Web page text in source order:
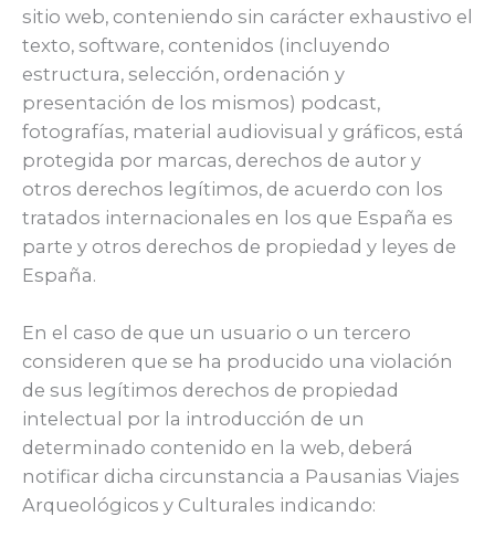
sitio web, conteniendo sin carácter exhaustivo el
texto, software, contenidos (incluyendo
estructura, selección, ordenación y
presentación de los mismos) podcast,
fotografías, material audiovisual y gráficos, está
protegida por marcas, derechos de autor y
otros derechos legítimos, de acuerdo con los
tratados internacionales en los que España es
parte y otros derechos de propiedad y leyes de
España.
En el caso de que un usuario o un tercero
consideren que se ha producido una violación
de sus legítimos derechos de propiedad
intelectual por la introducción de un
determinado contenido en la web, deberá
notificar dicha circunstancia a Pausanias Viajes
Arqueológicos y Culturales indicando: